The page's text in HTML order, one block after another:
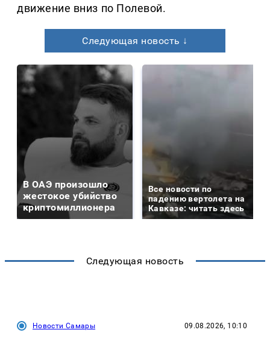
движение вниз по Полевой.
Следующая новость ↓
В ОАЭ произошло
жестокое убийство
криптомиллионера
Все новости по
падению вертолета на
Кавказе: читать здесь
Следующая новость
Новости Самары 09.08.2026, 10:10